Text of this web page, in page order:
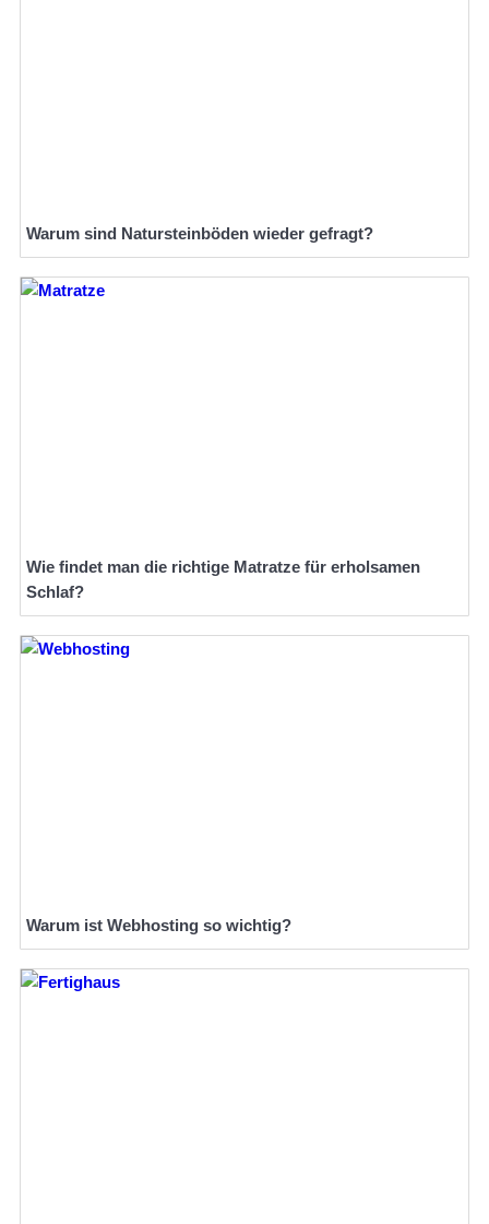
Warum sind Natursteinböden wieder gefragt?
Wie findet man die richtige Matratze für erholsamen
Schlaf?
Warum ist Webhosting so wichtig?